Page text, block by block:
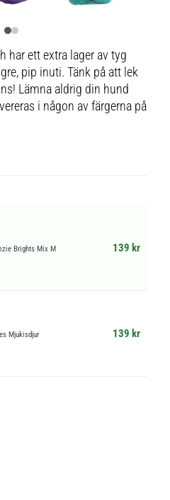
har ett extra lager av tyg
pip inuti. Tänk på att lek
Lämna aldrig din hund
i någon av färgerna på
Brights Mix M 139 kr
Mjukisdjur 139 kr